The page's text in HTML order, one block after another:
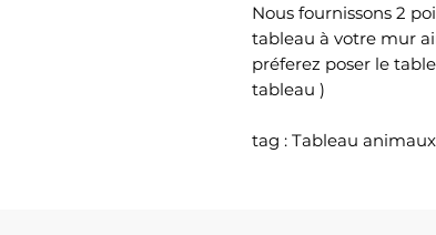
Nous fournissons 2
tableau à votre mur
préferez poser le
tableau )
tag : Tableau